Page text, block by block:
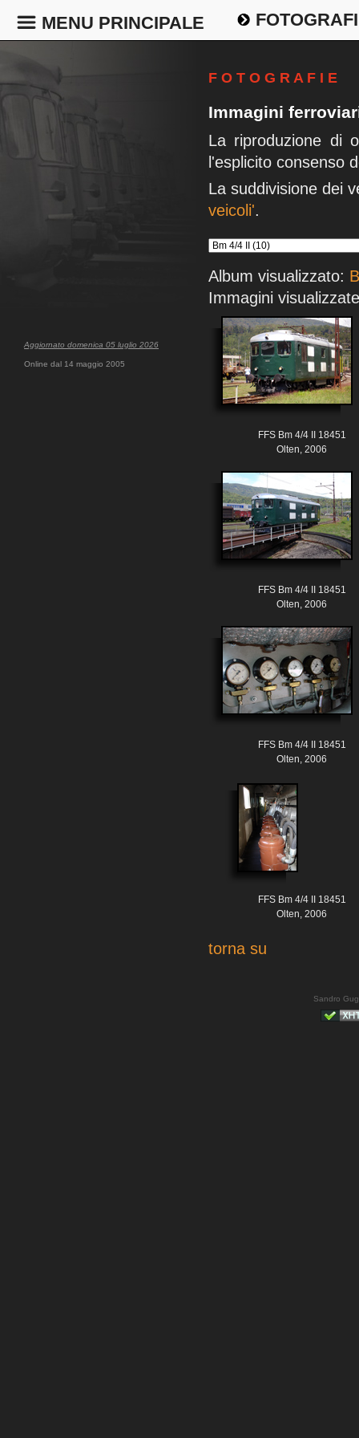
MENU PRINCIPALE
Aggiornato domenica 05 luglio 2026
Online dal 14 maggio 2005
F O T O G R A F I E
Immagini
La riproduzione di
l'esplicito consenso
La suddivisione dei
veicoli'.
Album visualizzato:
Immagini
FFS Bm 4/4 II 18451
Olten, 2006
FFS Bm 4/4 II 18451
Olten, 2006
FFS Bm 4/4 II 18451
Olten, 2006
FFS Bm 4/4 II 18451
Olten, 2006
torna su
Sandro